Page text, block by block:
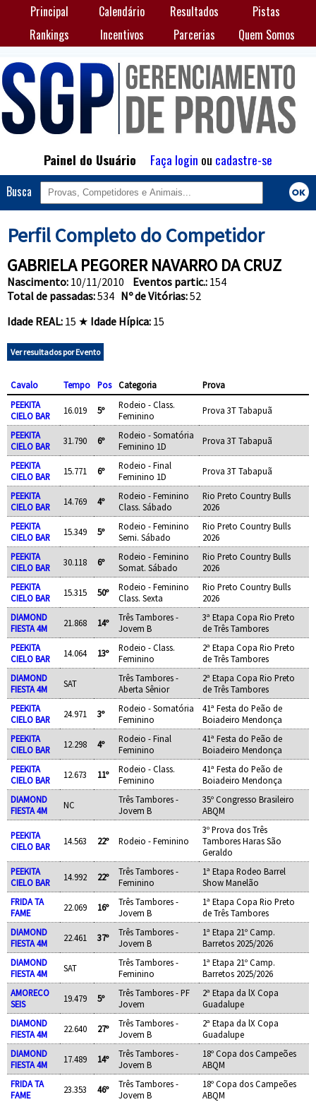
Principal Calendário Resultados
Pistas
Rankings
Incentivos Parcerias Quem Somos
Painel do Usuário Faça login ou cadastre-se
Busca
Perfil Completo do Competidor
GABRIELA PEGORER NAVARRO DA CRUZ
Nascimento: 10/11/2010 Eventos partic.: 154
Total de passadas:534 Nº de Vitórias:52
Idade REAL:15 ★ Idade Hípica:15
Ver resultados por Evento
Cavalo Tempo Pos Categoria
Prova
PEEKITA
CIELO BAR
16.019 5º
Rodeio - Class.
Feminino
Prova 3T Tabapuã
PEEKITA
CIELO BAR
31.790 6º
Rodeio - Somatória
Feminino 1D
Prova 3T Tabapuã
PEEKITA
CIELO BAR
15.771 6º
Rodeio - Final
Feminino 1D
Prova 3T Tabapuã
PEEKITA
CIELO BAR
14.769 4º
Rodeio - Feminino
Class. Sábado
Rio Preto Country Bulls
2026
PEEKITA
CIELO BAR
15.349 5º
Rodeio - Feminino
Semi. Sábado
Rio Preto Country Bulls
2026
PEEKITA
CIELO BAR
30.118 6º
Rodeio - Feminino
Somat. Sábado
Rio Preto Country Bulls
2026
PEEKITA
CIELO BAR
15.315 50º
Rodeio - Feminino
Class. Sexta
Rio Preto Country Bulls
2026
DIAMOND
FIESTA 4M
21.868 14º
Três Tambores -
Jovem B
3ª Etapa Copa Rio Preto
de Três Tambores
PEEKITA
CIELO BAR
14.064 13º
Rodeio - Class.
Feminino
2ª Etapa Copa Rio Preto
de Três Tambores
DIAMOND
FIESTA 4M
SAT
Três Tambores -
Aberta Sênior
2ª Etapa Copa Rio Preto
de Três Tambores
PEEKITA
CIELO BAR
24.971 3º
Rodeio - Somatória
Feminino
41ª Festa do Peão de
Boiadeiro Mendonça
PEEKITA
CIELO BAR
12.298 4º
Rodeio - Final
Feminino
41ª Festa do Peão de
Boiadeiro Mendonça
PEEKITA
CIELO BAR
12.673 11º
Rodeio - Class.
Feminino
41ª Festa do Peão de
Boiadeiro Mendonça
DIAMOND
FIESTA 4M
NC
Três Tambores -
Jovem B
35º Congresso Brasileiro
ABQM
PEEKITA
CIELO BAR
14.563 22º Rodeio - Feminino
3º Prova dos Três
Tambores Haras São
Geraldo
PEEKITA
CIELO BAR
14.992 22º
Três Tambores -
Feminino
1ª Etapa Rodeo Barrel
Show Manelão
FRIDA TA
FAME
22.069 16º
Três Tambores -
Jovem B
1ª Etapa Copa Rio Preto
de Três Tambores
DIAMOND
FIESTA 4M
22.461 37º
Três Tambores -
Jovem B
1ª Etapa 21º Camp.
Barretos 2025/2026
DIAMOND
FIESTA 4M
SAT
Três Tambores -
Feminino
1ª Etapa 21º Camp.
Barretos 2025/2026
AMORECO
SEIS
19.479 5º
Três Tambores - PF
Jovem
2ª Etapa da lX Copa
Guadalupe
DIAMOND
FIESTA 4M
22.640 27º
Três Tambores -
Jovem B
2ª Etapa da lX Copa
Guadalupe
DIAMOND
FIESTA 4M
17.489 14º
Três Tambores -
Jovem B
18º Copa dos Campeões
ABQM
FRIDA TA
FAME
23.353 46º
Três Tambores -
Jovem B
18º Copa dos Campeões
ABQM